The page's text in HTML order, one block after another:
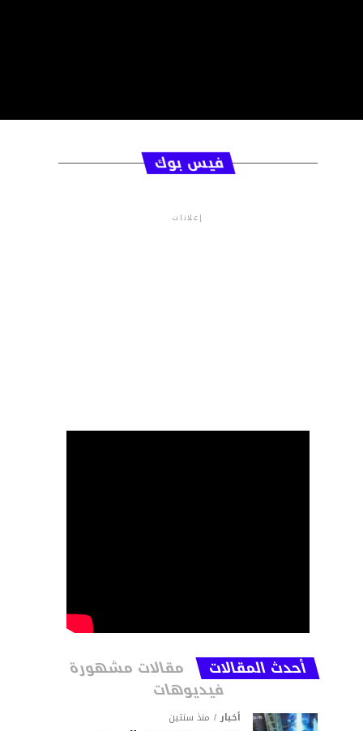
فيس بوك
إعلانات
أحدث المقالات مقالات مشهورة
فيديوهات
أخبار منذ سنتين